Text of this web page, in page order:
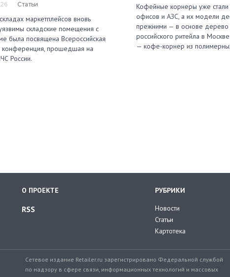
Статьи
маркетплейсов вновь
складские помещения с
была посвящена Всероссийская
конференция, прошедшая на
России.
Кофейные корнеры уже стали
офисов и АЗС, а их модели
прежними — в основе
российского ритейла в
— кофе-корнер из
О ПРОЕКТЕ
RSS
РУБРИКИ
Новости
Статьи
Картотека
Сетевое издание Retailer.ru зарегистрировано Федеральной службой
по надзору в сфере связи, информационных технологий и массовых